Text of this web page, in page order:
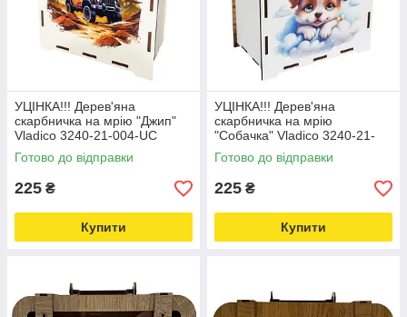
УЦІНКА!!! Дерев'яна
скарбничка на мрію "Джип"
Vladico 3240-21-004-UC
17х15х9 см, 200 днів
Love&Life -online-multimarket-
Готово до відправки
225 ₴
Купити
УЦІНКА!!! Дерев'яна
скарбничка на мрію
"Собачка" Vladico 3240-21-
006-UC 17х15х9 см, 200 днів
Love&Life -online-multimarket-
Готово до відправки
225 ₴
Купити